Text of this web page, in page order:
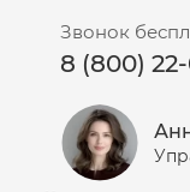
Звонок
8 (800)